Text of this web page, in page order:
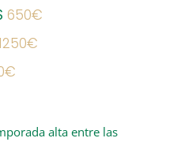
650€
alta entre las